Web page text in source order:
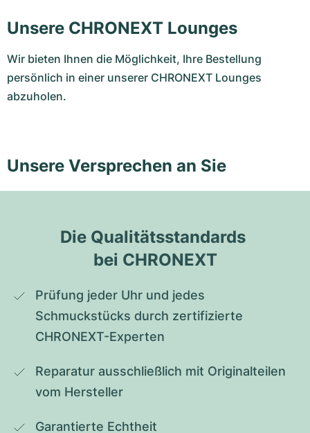
Unsere CHRONEXT Lounges
Wir bieten Ihnen die Möglichkeit, Ihre Bestellung
persönlich in einer unserer CHRONEXT Lounges
abzuholen.
Unsere Versprechen an Sie
Die Qualitätsstandards
bei CHRONEXT
Prüfung jeder Uhr und jedes
Schmuckstücks durch zertifizierte
CHRONEXT-Experten
Reparatur ausschließlich mit Originalteilen
vom Hersteller
Garantierte Echtheit